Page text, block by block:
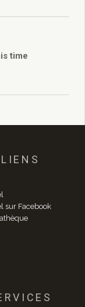
time
LIENS
sur Facebook